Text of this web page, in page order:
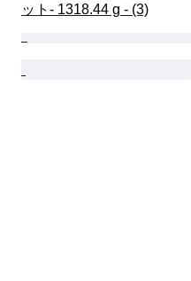
ット- 1318.44 g - (3)